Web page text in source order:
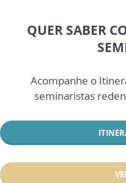
QUER SABER
Acompanhe o
seminaristas